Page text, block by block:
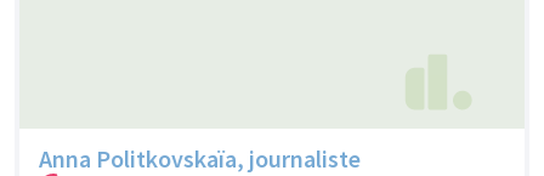
Anna Politkovskaïa, journaliste